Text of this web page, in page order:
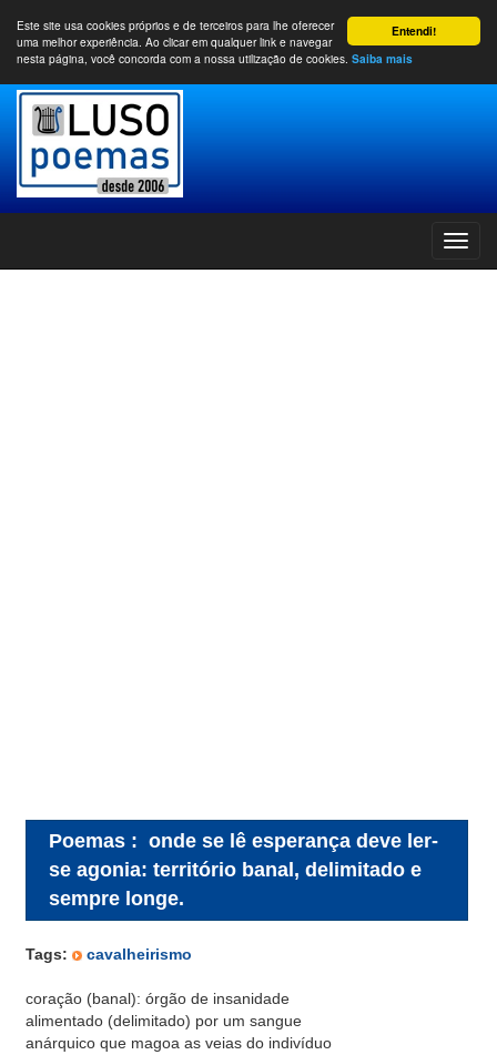
Entendi!
Este site usa cookies próprios e de terceiros para lhe oferecer
uma melhor experiência. Ao clicar em qualquer link e navegar
nesta página, você concorda com a nossa utilização de cookies. Saiba mais
Poemas : onde se lê esperança deve ler-
se agonia: território banal, delimitado e
sempre longe.
Tags: cavalheirismo
coração (banal): órgão de insanidade
alimentado (delimitado) por um sangue
anárquico que magoa as veias do indivíduo